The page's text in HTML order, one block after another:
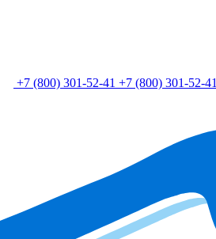
+7 (800) 301-52-41 +7 (800) 301-52-41